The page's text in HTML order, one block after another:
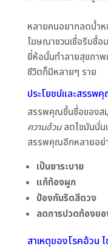
หลายคนอยากลดน้ำห
โฆษณาชวนเชื่อรีบซื้
ยี่ห้อนั้นทำลายสุขภา
ชีวิตก็มีหลายๆ ราย
ประโยชน์และสรรพ
สรรพคุณขึ้นชื่อของส
ความอ้วนลดไขมันนั่น
สรรพคุณอีกหลายอย่
เป็นยาระบาย
แก้ท้องผูก
ป้องกันริดสีดวง
ลดการปวดท้องข
สาเหตุของโรคอ้วน